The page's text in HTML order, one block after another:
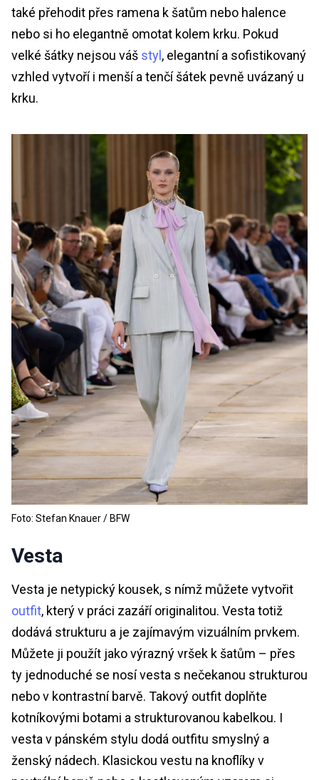
také přehodit přes ramena k šatům nebo halence
nebo si ho elegantně omotat kolem krku. Pokud
velké šátky nejsou váš styl, elegantní a sofistikovaný
vzhled vytvoří i menší a tenčí šátek pevně uvázaný u
krku.
Foto: Stefan Knauer / BFW
Vesta
Vesta je netypický kousek, s nímž můžete vytvořit
outfit, který v práci zazáří originalitou. Vesta totiž
dodává strukturu a je zajímavým vizuálním prvkem.
Můžete ji použít jako výrazný vršek k šatům – přes
ty jednoduché se nosí vesta s nečekanou strukturou
nebo v kontrastní barvě. Takový outfit doplňte
kotníkovými botami a strukturovanou kabelkou. I
vesta v pánském stylu dodá outfitu smyslný a
ženský nádech. Klasickou vestu na knoflíky v